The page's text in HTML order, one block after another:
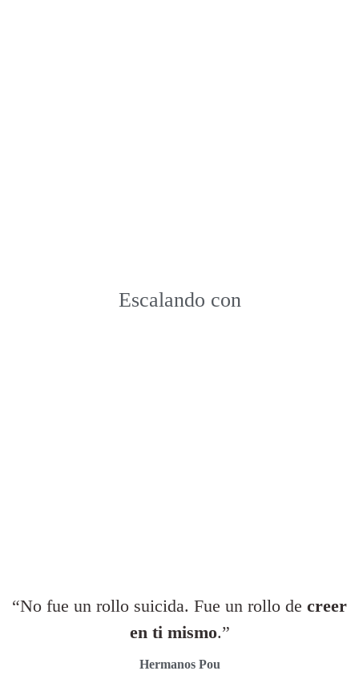
Escalando con
“No fue un rollo suicida. Fue un rollo de creer
en ti mismo.”
Hermanos Pou